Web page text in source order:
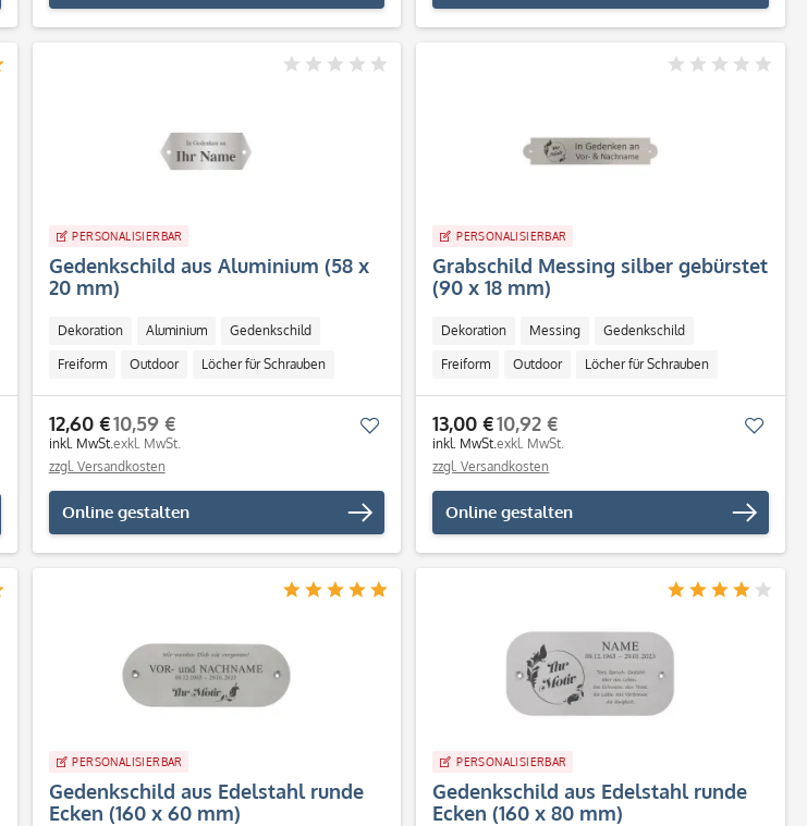
Merken
PERSONALISIERBAR
Gedenkschild aus Aluminium (58 x
20 mm)
Dekoration Aluminium Gedenkschild
Freiform Outdoor Löcher für Schrauben
12,60 €
inkl. MwSt.
10,59 €
exkl. MwSt.
zzgl. Versandkosten
Online gestalten
Merken
PERSONALISIERBAR
Grabschild Messing silber gebürstet
(90 x 18 mm)
Dekoration Messing Gedenkschild
Freiform Outdoor Löcher für Schrauben
13,00 €
inkl. MwSt.
10,92 €
exkl. MwSt.
zzgl. Versandkosten
Online gestalten
PERSONALISIERBAR
Gedenkschild aus Edelstahl runde
Ecken (160 x 60 mm)
PERSONALISIERBAR
Gedenkschild aus Edelstahl runde
Ecken (160 x 80 mm)